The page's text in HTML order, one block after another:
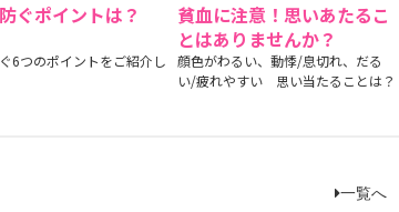
ぐポイントは？
6つのポイントをご紹介し
貧血に注意！思いあたるこ
とはありませんか？
顔色がわるい、動悸/息切れ、だる
い/疲れやすい 思い当たることは？
一覧へ